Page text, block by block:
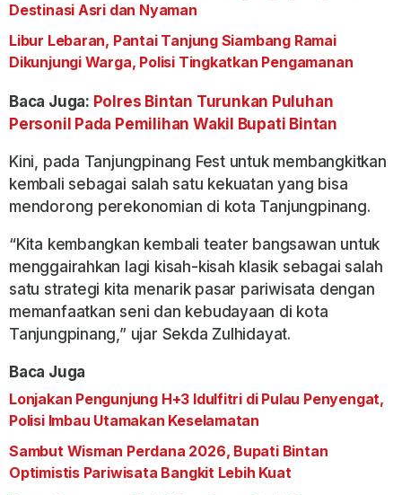
Destinasi Asri dan Nyaman
Libur Lebaran, Pantai Tanjung Siambang Ramai
Dikunjungi Warga, Polisi Tingkatkan Pengamanan
Baca Juga: Polres Bintan Turunkan Puluhan
Personil Pada Pemilihan Wakil Bupati Bintan
Kini, pada Tanjungpinang Fest untuk membangkitkan
kembali sebagai salah satu kekuatan yang bisa
mendorong perekonomian di kota Tanjungpinang.
“Kita kembangkan kembali teater bangsawan untuk
menggairahkan lagi kisah-kisah klasik sebagai salah
satu strategi kita menarik pasar pariwisata dengan
memanfaatkan seni dan kebudayaan di kota
Tanjungpinang,” ujar Sekda Zulhidayat.
Baca Juga
Lonjakan Pengunjung H+3 Idulfitri di Pulau Penyengat,
Polisi Imbau Utamakan Keselamatan
Sambut Wisman Perdana 2026, Bupati Bintan
Optimistis Pariwisata Bangkit Lebih Kuat